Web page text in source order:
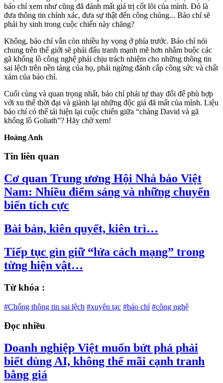
báo chí xem như cũng đã đánh mất giá trị cốt lõi của mình. Đó là
đưa thông tin chính xác, đưa sự thật đến công chúng... Báo chí sẽ
phải hy sinh trong cuộc chiến này chăng?
Không, báo chí vẫn còn nhiều hy vọng ở phía trước. Báo chí nói
chung trên thế giới sẽ phải đấu tranh mạnh mẽ hơn nhằm buộc các
gã khổng lồ công nghệ phải chịu trách nhiệm cho những thông tin
sai lệch trên nền tảng của họ, phải ngừng đánh cắp công sức và chất
xám của báo chí.
Cuối cùng và quan trọng nhất, báo chí phải tự thay đổi để phù hợp
với xu thế thời đại và giành lại những độc giả đã mất của mình. Liệu
báo chí có thể tái hiện lại cuộc chiến giữa “chàng David và gã
khổng lồ Goliath”? Hãy chờ xem!
Hoàng Anh
Tin liên quan
Cơ quan Trung ương Hội Nhà báo Việt
Nam: Nhiều điểm sáng và những chuyển
biến tích cực
Bài bản, kiên quyết, kiên trì…
Tiếp tục gìn giữ “lửa cách mạng” trong
từng hiện vật…
Từ khóa :
#Chống thông tin sai lệch #xuyên tạc #báo chí #công nghệ
Đọc nhiều
Doanh nghiệp Việt muốn bứt phá phải
biết dùng AI, không thể mãi cạnh tranh
bằng giá